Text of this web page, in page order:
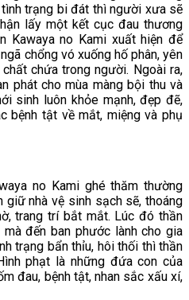
trạng bi đát thì người xưa sẽ
lấy một kết cục đau thương
Kawaya no Kami xuất hiện để
chổng vó xuống hố phân, yên
chứa trong người. Ngoài ra,
phát cho mùa màng bội thu và
sinh luôn khỏe mạnh, đẹp đẽ,
bệnh tật về mắt, miệng và phụ
no Kami ghé thăm thường
nhà vệ sinh sạch sẽ, thoáng
trang trí bắt mắt. Lúc đó thần
đến ban phước lành cho gia
trạng bẩn thỉu, hôi thối thì thần
phạt là những đứa con của
đau, bệnh tật, nhan sắc xấu xí,